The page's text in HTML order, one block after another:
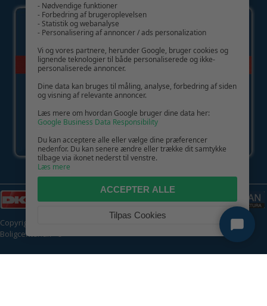
Copyright © 2026 | CVR: DK41222093 | Alle rettigheder forbeholdes |
Boligcenter.dk 🍪
- Nødvendige funktioner
- Forbedring af brugeroplevelsen
- Statistik og webanalyse
- Personalisering af annoncer / ads personalization
Vi og vores partnere, herunder Google, bruger cookies og
lignende teknologier til både personaliserede og ikke-
personaliserede annoncer.
Dine data kan bruges til måling, analyse, forbedring af siden
og visning af relevante annoncer.
Læs mere om hvordan Google bruger dine data her:
Google Business Data Responsibility
Du kan acceptere alle eller vælge dine præferencer
nedenfor. Du kan senere ændre eller trække dit samtykke
tilbage via ikonet nederst til venstre.
Læs mere
ACCEPTER ALLE
Tilpas Cookies